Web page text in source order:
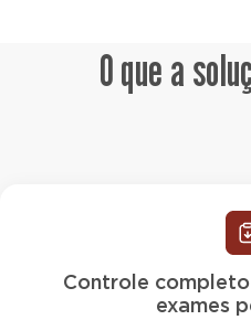
O que a
Controle completo
exames